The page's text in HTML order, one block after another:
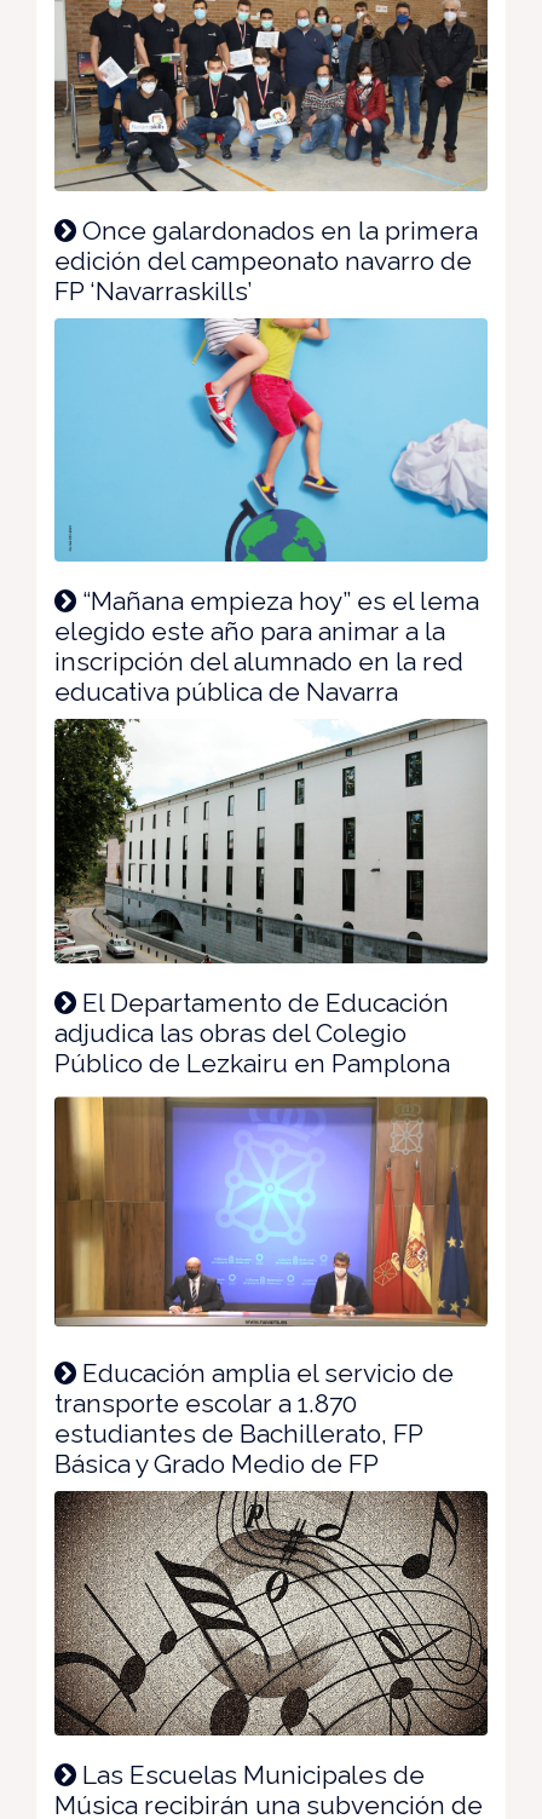
Once galardonados en la primera
edición del campeonato navarro de
FP ‘Navarraskills’
“Mañana empieza hoy” es el lema
elegido este año para animar a la
inscripción del alumnado en la red
educativa pública de Navarra
El Departamento de Educación
adjudica las obras del Colegio
Público de Lezkairu en Pamplona
Educación amplia el servicio de
transporte escolar a 1.870
estudiantes de Bachillerato, FP
Básica y Grado Medio de FP
Las Escuelas Municipales de
Música recibirán una subvención de